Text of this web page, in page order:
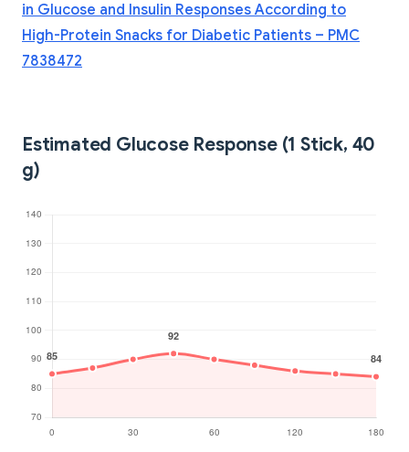
in Glucose and Insulin Responses According to
High-Protein Snacks for Diabetic Patients – PMC
7838472
Estimated Glucose Response (1 Stick, 40
g)